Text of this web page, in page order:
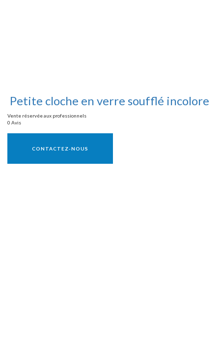
Petite cloche en verre soufflé incolore
Vente réservée aux professionnels
0 Avis
CONTACTEZ-NOUS